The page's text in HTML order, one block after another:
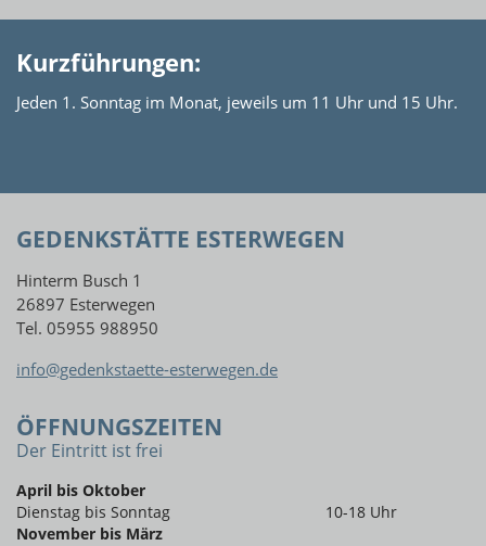
Kurzführungen:
Jeden 1. Sonntag im Monat, jeweils um 11 Uhr und 15 Uhr.
GEDENKSTÄTTE ESTERWEGEN
Hinterm Busch 1
26897 Esterwegen
Tel. 05955 988950
info@gedenkstaette-esterwegen.de
ÖFFNUNGSZEITEN
Der Eintritt ist frei
April bis Oktober
Dienstag bis Sonntag
10-18 Uhr
November bis März